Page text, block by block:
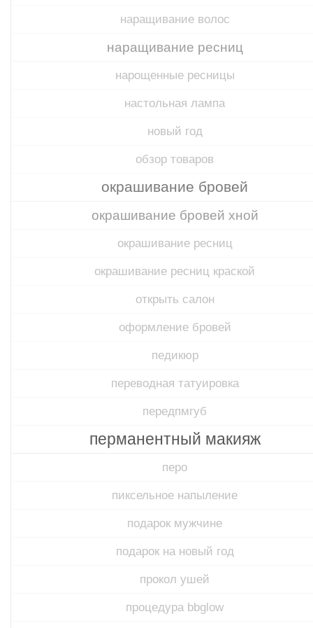
наращивание волос
наращивание ресниц
нарощенные ресницы
настольная лампа
новый год
обзор товаров
окрашивание бровей
окрашивание бровей хной
окрашивание ресниц
окрашивание ресниц краской
открыть салон
оформление бровей
педикюр
переводная татуировка
передпмгуб​
перманентный макияж
перо
пиксельное напыление
подарок мужчине
подарок на новый год
прокол ушей
процедура bbglow